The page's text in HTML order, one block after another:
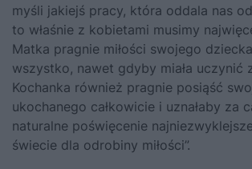
myśli jakiejś pracy, która oddala nas
to właśnie z kobietami musimy
Matka pragnie miłości swojego
wszystko, nawet gdyby miała uczynić
Kochanka również pragnie posiąść
ukochanego całkowicie i uznałaby za
naturalne poświęcenie
świecie dla odrobiny miłości”.